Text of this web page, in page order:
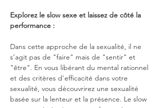
Explorez le slow sexe et laissez de côté la
performance :
Dans cette approche de la sexualité, il ne
s’agit pas de "faire" mais de "sentir" et
"être". En vous libérant du mental rationnel
et des critères d'efficacité dans votre
sexualité, vous découvrirez une sexualité
basée sur la lenteur et la présence. Le slow